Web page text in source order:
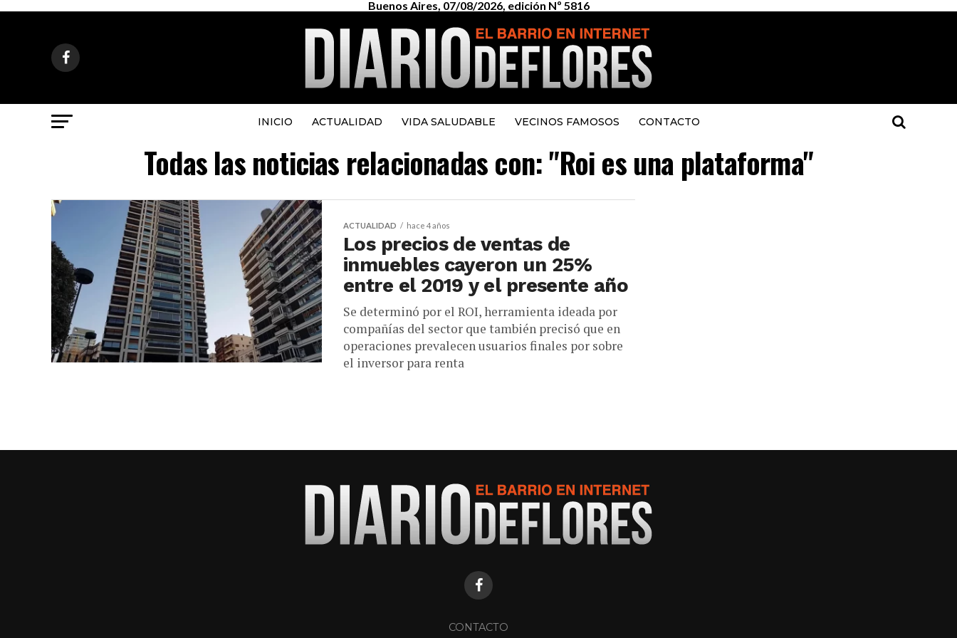
Buenos Aires, 07/08/2026, edición Nº 5816
INICIO ACTUALIDAD VIDA SALUDABLE VECINOS FAMOSOS CONTACTO
Todas las noticias relacionadas con: "Roi es una plataforma"
ACTUALIDAD hace 4 años
Los precios de ventas de
inmuebles cayeron un 25%
entre el 2019 y el presente año
Se determinó por el ROI, herramienta ideada por
compañías del sector que también precisó que en
operaciones prevalecen usuarios finales por sobre
el inversor para renta
CONTACTO